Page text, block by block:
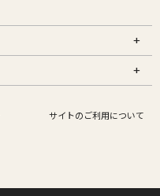
サイトのご利用について